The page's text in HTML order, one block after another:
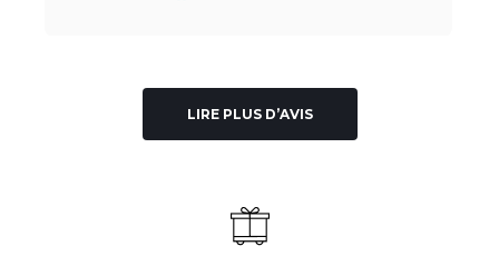
LIRE PLUS D’AVIS